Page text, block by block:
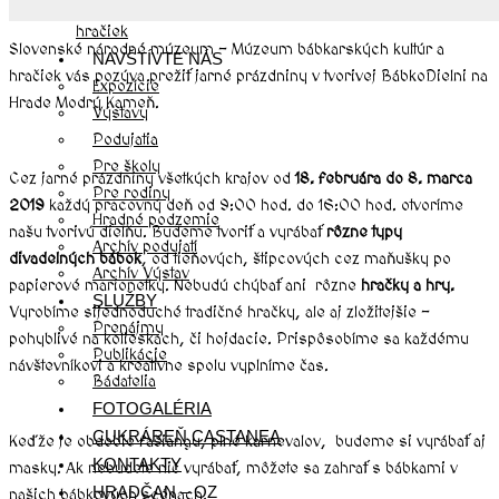
hračiek
NAVŠTÍVTE NÁS
Expozície
Výstavy
Podujatia
Pre školy
Pre rodiny
Hradné podzemie
Archív podujatí
Archív Výstav
SLUŽBY
Prenájmy
Publikácie
Bádatelia
FOTOGALÉRIA
CUKRÁREŇ CASTANEA
KONTAKTY
HRADČAN – OZ
Slovenské národné múzeum – Múzeum bábkarských kultúr a
hračiek vás pozýva prežiť jarné prázdniny v tvorivej BábkoDielni na
Hrade Modrý Kameň.
Cez jarné prázdniny všetkých krajov od18. februára do 8. marca
2019 každý pracovný deň od 9:00 hod. do 16:00 hod. otvoríme
našu tvorivú dielňu. Budeme tvoriť a vyrábaťrôzne typy
divadelných bábok, od tieňových, štipcových cez maňušky po
papierové marionetky. Nebudú chýbať ani rôzne hračky a hry.
Vyrobíme sijednoduché tradičné hračky, ale aj zložitejšie –
pohyblivé na kolieskach, či hojdacie. Prispôsobíme sa každému
návštevníkovi a kreatívne spolu vyplníme čas.
Keďže je obdobie fašiangu, plné karnevalov, budeme si vyrábať aj
masky. Ak nebudete nič vyrábať, môžete sa zahrať s bábkami v
našich bábkových scénach.